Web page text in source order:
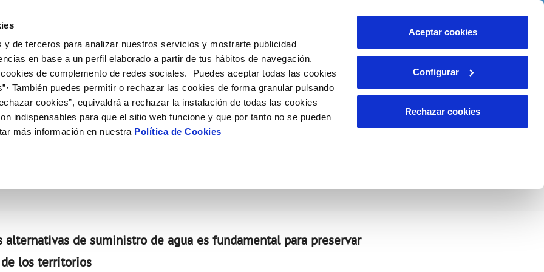
y de terceros para analizar nuestros servicios y mostrarte publicidad
en base a un perfil elaborado a partir de tus hábitos de navegación.
de complemento de redes sociales. Puedes aceptar todas las cookies
También puedes permitir o rechazar las cookies de forma granular pulsando
cookies”, equivaldrá a rechazar la instalación de todas las cookies
indispensables para que el sitio web funcione y que por tanto no se pueden
más información en nuestra Política de Cookies
Aceptar cookies
Configurar
Rechazar cookies
de titular
de suministro
MODIFICACIÓN DE DATOS
Actualizar datos bancarios
Actualizar datos de domicilio
INCIDENCIAS
Comunica anomalías o posibles
VER TODAS LAS GESTIONES
Tu Servicio
AL CLIENTE
contacto
y afectaciones
COMPROMISO DE SERVICIO
Carta de compromisos
Customer Counsel (Defensa del cliente)
Tu Agua
del agua
CUIDADOS DEL AGUA
Consejos de ahorro
Medidas contra la sequía
Conócenos
DE GESTIÓN Y CERTIFICADOS
CONTRATACIÓN
Licitaciones en curso
EMPLEO
Nuestros compromisos
ante el desafío de la sequía
alternativas de suministro de agua es fundamental para preservar
los territorios